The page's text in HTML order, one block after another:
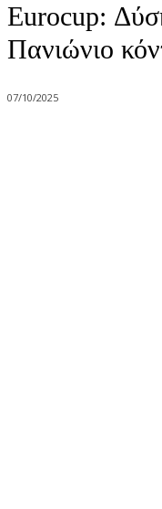
Eurocup:
Πανιώνιο
07/10/2025